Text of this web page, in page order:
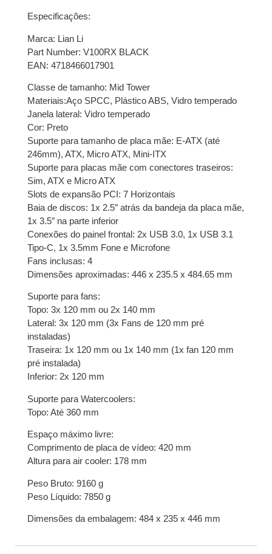
10x deR$ 67,93com
juros
11x de R$62,34com
juros
12x de R$57,69
com
juros
R$ 692,28
Especificações:
Marca: Lian Li
Part Number: V100RX BLACK
EAN: 4718466017901
Classe de tamanho: Mid Tower
Materiais:Aço SPCC, Plástico ABS, Vidro temperado
Janela lateral: Vidro temperado
Cor: Preto
Suporte para tamanho de placa mãe: E-ATX (até
246mm), ATX, Micro ATX, Mini-ITX
Suporte para placas mãe com conectores traseiros:
Sim, ATX e Micro ATX
Slots de expansão PCI: 7 Horizontais
Baia de discos: 1x 2.5″ atrás da bandeja da placa mãe,
1x 3.5″ na parte inferior
Conexões do painel frontal: 2x USB 3.0, 1x USB 3.1
Tipo-C, 1x 3.5mm Fone e Microfone
Fans inclusas: 4
Dimensões aproximadas: 446 x 235.5 x 484.65 mm
Suporte para fans:
Topo: 3x 120 mm ou 2x 140 mm
Lateral: 3x 120 mm (3x Fans de 120 mm pré
instaladas)
Traseira: 1x 120 mm ou 1x 140 mm (1x fan 120 mm
pré instalada)
Inferior: 2x 120 mm
Suporte para Watercoolers:
Topo: Até 360 mm
Espaço máximo livre:
Comprimento de placa de vídeo: 420 mm
Altura para air cooler: 178 mm
Peso Bruto: 9160 g
Peso Líquido: 7850 g
Dimensões da embalagem: 484 x 235 x 446 mm